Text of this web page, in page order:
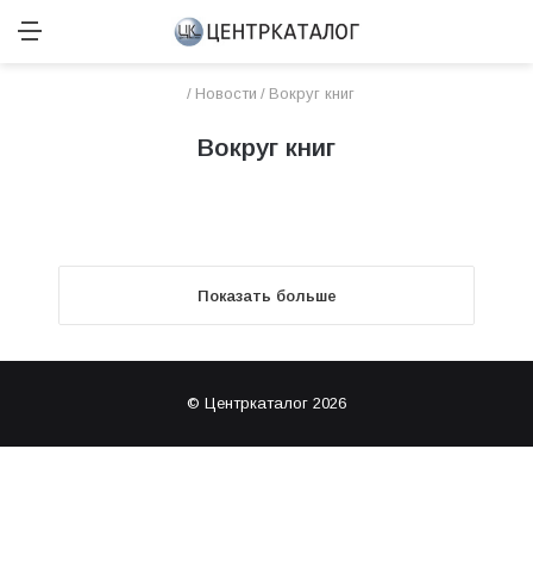
Menu
/ Новости / Вокруг книг
Вокруг книг
Показать больше
© Центркаталог 2026